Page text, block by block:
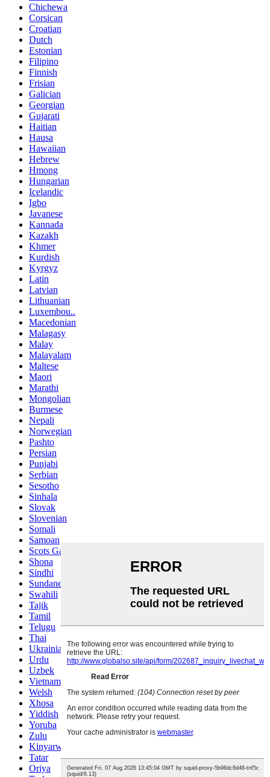
Chichewa
Corsican
Croatian
Dutch
Estonian
Filipino
Finnish
Frisian
Galician
Georgian
Gujarati
Haitian
Hausa
Hawaiian
Hebrew
Hmong
Hungarian
Icelandic
Igbo
Javanese
Kannada
Kazakh
Khmer
Kurdish
Kyrgyz
Latin
Latvian
Lithuanian
Luxembou..
Macedonian
Malagasy
Malay
Malayalam
Maltese
Maori
Marathi
Mongolian
Burmese
Nepali
Norwegian
Pashto
Persian
Punjabi
Serbian
Sesotho
Sinhala
Slovak
Slovenian
Somali
Samoan
Scots Gaelic
Shona
Sindhi
Sundanese
Swahili
Tajik
Tamil
Telugu
Thai
Ukrainian
Urdu
Uzbek
Vietnamese
Welsh
Xhosa
Yiddish
Yoruba
Zulu
Kinyarwanda
Tatar
Oriya